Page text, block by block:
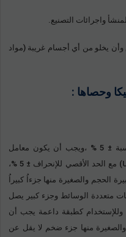
واجرائات التصنيع.
يخلو من أي أجسام غريبة (مواد
وحصاها :
حجم فعال (c/^q j) مع أقصي إنحراف بنسبة ± 5 % ،ويجب أن يكون معامل
التوحيد أدني من1.5، والحد الأدنى للحجم (U) مع الحد الأقصي للإنحراف ± 5 %،
الحجم والصغيرة منها جزءاُ كبيراُ
متعددة الوسائط وجزء كبير يصل
وللإستخدام كطبقة داعمة يجب أن
منها جزء ضخم لا يقل عن